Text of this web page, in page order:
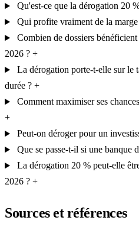
Qu'est-ce que la dérogation 20
Qui profite vraiment de la
Combien de dossiers
2026 ? +
La dérogation porte-t-elle sur le
durée ? +
Comment maximiser ses
+
Peut-on déroger pour un
Que se passe-t-il si une banque
La dérogation 20 % peut-elle
2026 ? +
Sources et références